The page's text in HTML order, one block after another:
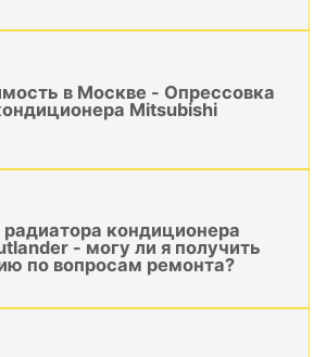
в Москве - Опрессовка
Mitsubishi
кондиционера
- могу ли я получить
по вопросам ремонта?